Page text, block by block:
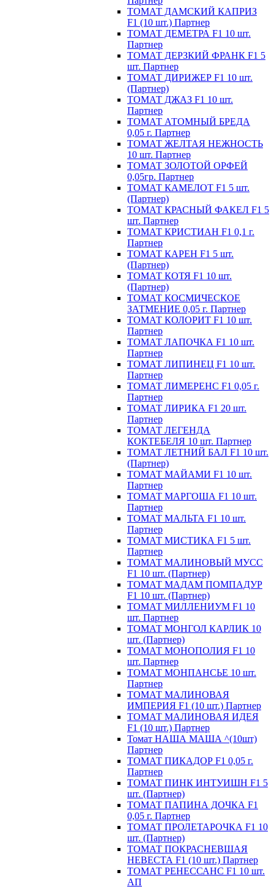
ТОМАТ ДАМСКИЙ КАПРИЗ
F1 (10 шт.) Партнер
ТОМАТ ДЕМЕТРА F1 10 шт.
Партнер
ТОМАТ ДЕРЗКИЙ ФРАНК F1 5
шт. Партнер
ТОМАТ ДИРИЖЕР F1 10 шт.
(Партнер)
ТОМАТ ДЖАЗ F1 10 шт.
Партнер
ТОМАТ АТОМНЫЙ БРЕДА
0,05 г. Партнер
ТОМАТ ЖЕЛТАЯ НЕЖНОСТЬ
10 шт. Партнер
ТОМАТ ЗОЛОТОЙ ОРФЕЙ
0,05гр. Партнер
ТОМАТ КАМЕЛОТ F1 5 шт.
(Партнер)
ТОМАТ КРАСНЫЙ ФАКЕЛ F1 5
шт. Партнер
ТОМАТ КРИСТИАН F1 0,1 г.
Партнер
ТОМАТ КАРЕН F1 5 шт.
(Партнер)
ТОМАТ КОТЯ F1 10 шт.
(Партнер)
ТОМАТ КОСМИЧЕСКОЕ
ЗАТМЕНИЕ 0,05 г. Партнер
ТОМАТ КОЛОРИТ F1 10 шт.
Партнер
ТОМАТ ЛАПОЧКА F1 10 шт.
Партнер
ТОМАТ ЛИПИНЕЦ F1 10 шт.
Партнер
ТОМАТ ЛИМЕРЕНС F1 0,05 г.
Партнер
ТОМАТ ЛИРИКА F1 20 шт.
Партнер
ТОМАТ ЛЕГЕНДА
КОКТЕБЕЛЯ 10 шт. Партнер
ТОМАТ ЛЕТНИЙ БАЛ F1 10 шт.
(Партнер)
ТОМАТ МАЙАМИ F1 10 шт.
Партнер
ТОМАТ МАРГОША F1 10 шт.
Партнер
ТОМАТ МАЛЬТА F1 10 шт.
Партнер
ТОМАТ МИСТИКА F1 5 шт.
Партнер
ТОМАТ МАЛИНОВЫЙ МУСС
F1 10 шт. (Партнер)
ТОМАТ МАДАМ ПОМПАДУР
F1 10 шт. (Партнер)
ТОМАТ МИЛЛЕНИУМ F1 10
шт. Партнер
ТОМАТ МОНГОЛ КАРЛИК 10
шт. (Партнер)
ТОМАТ МОНОПОЛИЯ F1 10
шт. Партнер
ТОМАТ МОНПАНСЬЕ 10 шт.
Партнер
ТОМАТ МАЛИНОВАЯ
ИМПЕРИЯ F1 (10 шт.) Партнер
ТОМАТ МАЛИНОВАЯ ИДЕЯ
F1 (10 шт.) Партнер
Томат НАША МАША ^(10шт)
Партнер
ТОМАТ ПИКАДОР F1 0,05 г.
Партнер
ТОМАТ ПИНК ИНТУИШН F1 5
шт. (Партнер)
ТОМАТ ПАПИНА ДОЧКА F1
0,05 г. Партнер
ТОМАТ ПРОЛЕТАРОЧКА F1 10
шт. (Партнер)
ТОМАТ ПОКРАСНЕВШАЯ
НЕВЕСТА F1 (10 шт.) Партнер
ТОМАТ РЕНЕССАНС F1 10 шт.
АП